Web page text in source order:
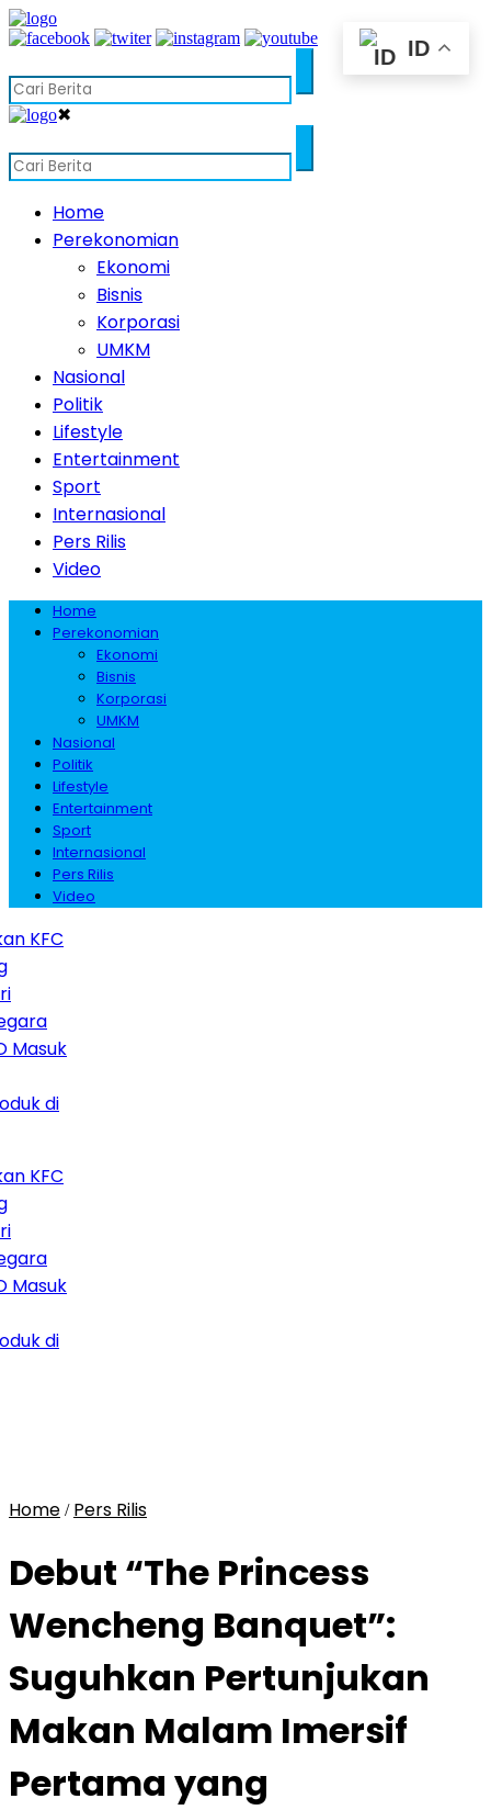
✖
Home
Perekonomian
Ekonomi
Bisnis
Korporasi
UMKM
Nasional
Politik
Lifestyle
Entertainment
Sport
Internasional
Pers Rilis
Video
Home
Perekonomian
Ekonomi
Bisnis
Korporasi
UMKM
Nasional
Politik
Lifestyle
Entertainment
Sport
Internasional
Pers Rilis
Video
di
di
Home / Pers Rilis
Debut “The Princess
Wencheng Banquet”:
Suguhkan Pertunjukan
Makan Malam Imersif
Pertama yang
ID